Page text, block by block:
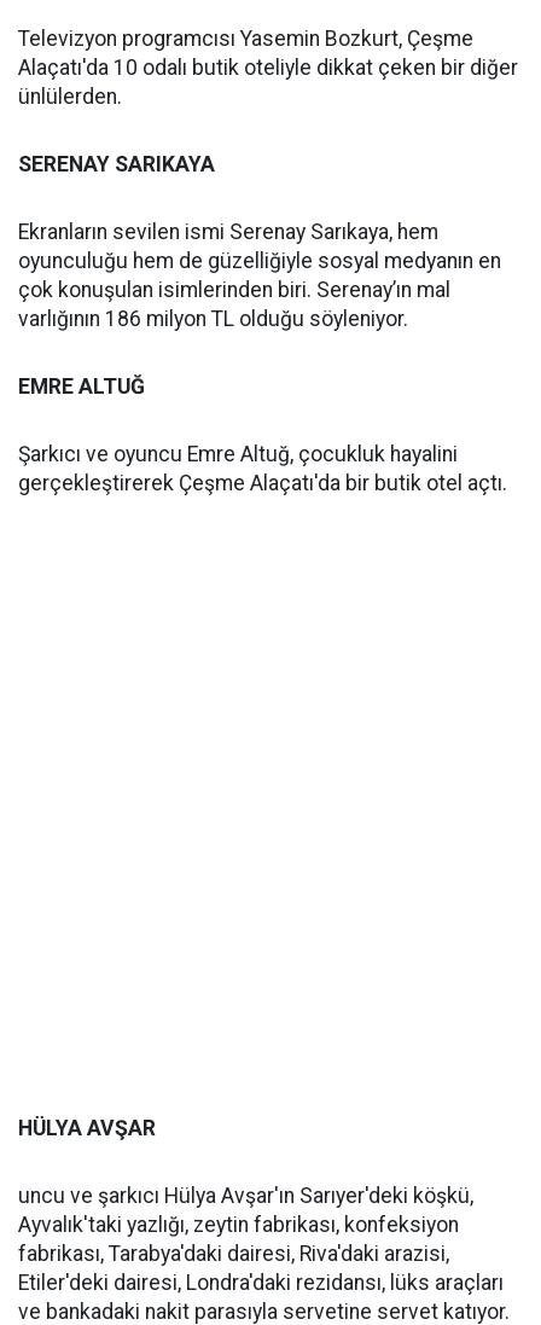
Televizyon programcısı Yasemin Bozkurt, Çeşme
Alaçatı'da 10 odalı butik oteliyle dikkat çeken bir diğer
ünlülerden.
SERENAY SARIKAYA
Ekranların sevilen ismi Serenay Sarıkaya, hem
oyunculuğu hem de güzelliğiyle sosyal medyanın en
çok konuşulan isimlerinden biri. Serenay’ın mal
varlığının 186 milyon TL olduğu söyleniyor.
EMRE ALTUĞ
Şarkıcı ve oyuncu Emre Altuğ, çocukluk hayalini
gerçekleştirerek Çeşme Alaçatı'da bir butik otel açtı.
HÜLYA AVŞAR
uncu ve şarkıcı Hülya Avşar'ın Sarıyer'deki köşkü,
Ayvalık'taki yazlığı, zeytin fabrikası, konfeksiyon
fabrikası, Tarabya'daki dairesi, Riva'daki arazisi,
Etiler'deki dairesi, Londra'daki rezidansı, lüks araçları
ve bankadaki nakit parasıyla servetine servet katıyor.